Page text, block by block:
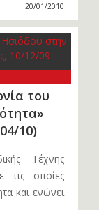
20/01/2010
του
10)
Τέχνης
τις οποίες
και ενώνει